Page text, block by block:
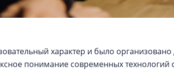
характер и было
понимание современных технологий